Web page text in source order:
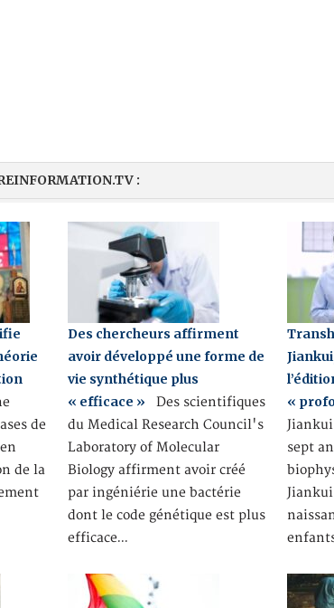
:
de
de la
Des chercheurs affirment
avoir développé une forme de
vie synthétique plus
« efficace » Des scientifiques
du Medical Research Council's
Laboratory of Molecular
Biology affirment avoir créé
par ingéniérie une bactérie
dont le code génétique est plus
efficace…
«
sept